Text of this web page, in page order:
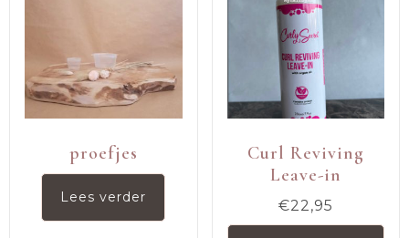
proefjes
Lees verder
Curl Reviving
Leave-in
€22,95